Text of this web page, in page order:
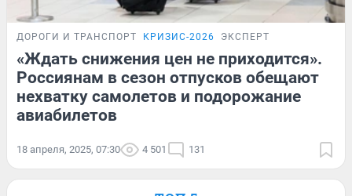
ДОРОГИ И ТРАНСПОРТ КРИЗИС-2026 ЭКСПЕРТ
«Ждать снижения цен не приходится».
Россиянам в сезон отпусков обещают
нехватку самолетов и подорожание
авиабилетов
18 апреля, 2025, 07:30 4 501 131